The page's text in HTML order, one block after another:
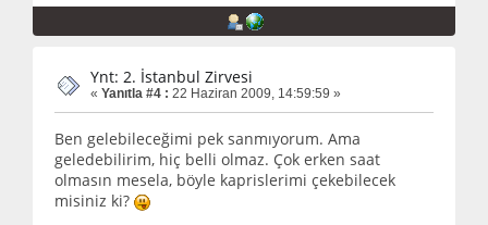
Ynt: 2. İstanbul Zirvesi
« Yanıtla #4 : 22 Haziran 2009, 14:59:59 »
Ben gelebileceğimi pek sanmıyorum. Ama
geledebilirim, hiç belli olmaz. Çok erken saat
olmasın mesela, böyle kaprislerimi çekebilecek
misiniz ki?